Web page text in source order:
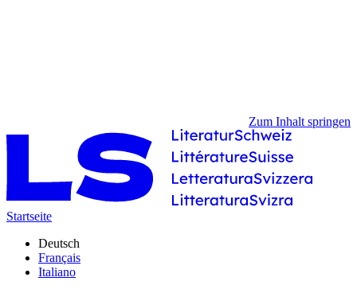
Zum Inhalt springen
Startseite
Deutsch
Français
Italiano